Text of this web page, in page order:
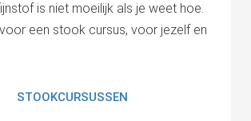
is niet moeilijk als je weet hoe.
een stook cursus, voor jezelf en
STOOKCURSUSSEN